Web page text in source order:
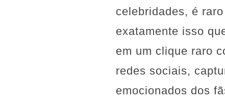
celebridades, é
exatamente isso
em um clique raro
redes sociais,
emocionados dos